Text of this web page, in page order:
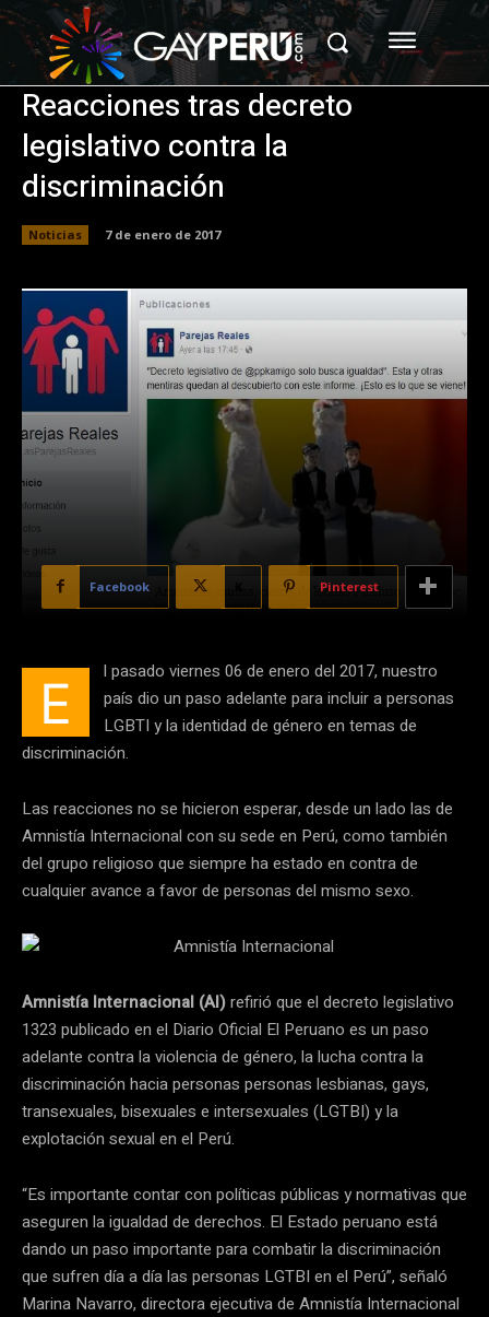
Reacciones tras decreto
legislativo contra la
discriminación
Noticias 7 de enero de 2017
Facebook Pinterest
E
l pasado viernes 06 de enero del 2017, nuestro
país dio un paso adelante para incluir a personas
LGBTI y la identidad de género en temas de
discriminación.
Las reacciones no se hicieron esperar, desde un lado las de
Amnistía Internacional con su sede en Perú, como también
del grupo religioso que siempre ha estado en contra de
cualquier avance a favor de personas del mismo sexo.
Amnistía Internacional (AI)refirió que el decreto legislativo
1323 publicado en el Diario Oficial El Peruano es un paso
adelante contra la violencia de género, la lucha contra la
discriminación hacia personas personas lesbianas, gays,
transexuales, bisexuales e intersexuales (LGTBI) y la
explotación sexual en el Perú.
“Es importante contar con políticas públicas y normativas que
aseguren la igualdad de derechos. El Estado peruano está
dando un paso importante para combatir la discriminación
que sufren día a día las personas LGTBI en el Perú”, señaló
Marina Navarro, directora ejecutiva de Amnistía Internacional